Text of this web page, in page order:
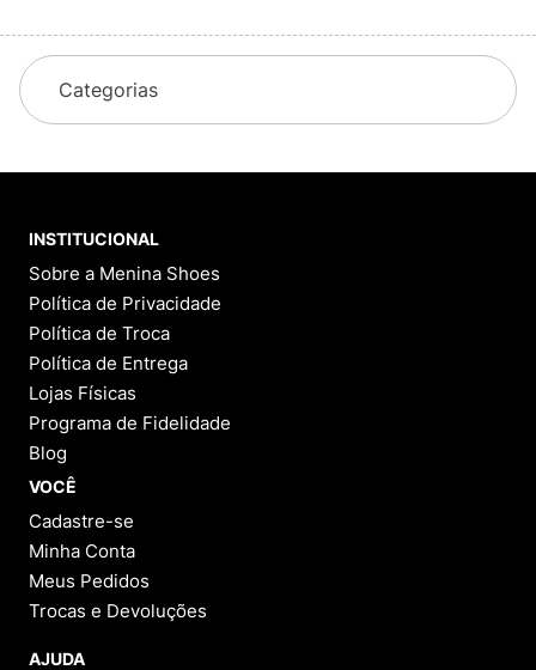
Categorias
INSTITUCIONAL
Sobre a Menina Shoes
Política de Privacidade
Política de Troca
Política de Entrega
Lojas Físicas
Programa de Fidelidade
Blog
VOCÊ
Cadastre-se
Minha Conta
Meus Pedidos
Trocas e Devoluções
AJUDA